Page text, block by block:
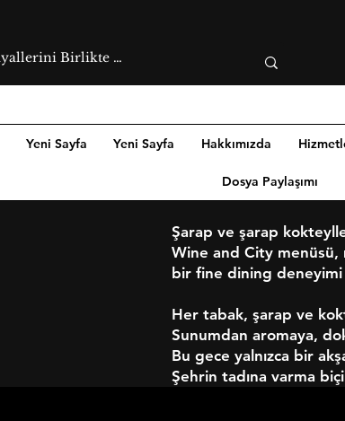
Yeni Sayfa Yeni Sayfa Hakkımızda
Dosya Paylaşımı
Şarap ve şarap
Wine and City menüsü,
bir fine dining deneyimi
Her tabak, şarap ve
Sunumdan aromaya,
Bu gece yalnızca bir
Şehrin tadına varma